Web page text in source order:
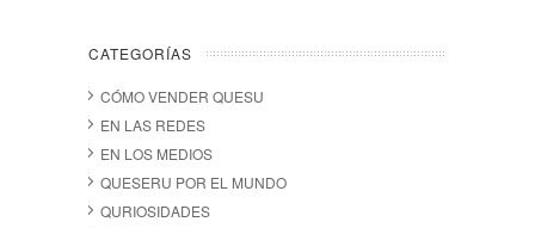
CATEGORÍAS
CÓMO VENDER QUESU
EN LAS REDES
EN LOS MEDIOS
QUESERU POR EL MUNDO
QURIOSIDADES